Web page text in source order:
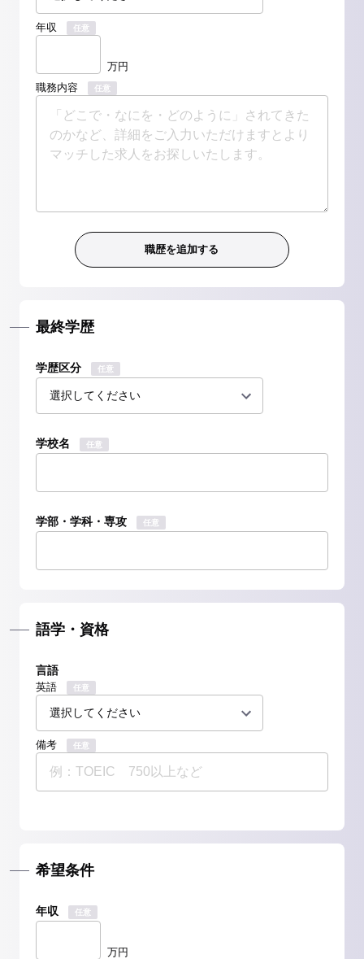
年収 任意
万円
職務内容
任意
最終学歴
学歴区分 任意
学校名 任意
学部・学科・専攻 任意
語学・資格
言語
英語 任意
備考 任意
希望条件
年収 任意
万円